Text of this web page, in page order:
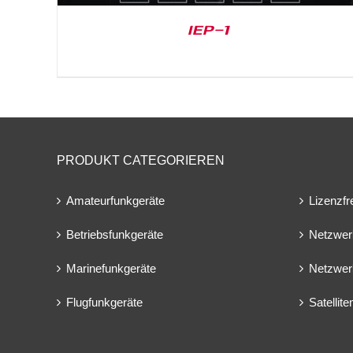
IEP-1
PRODUKT CATEGORIEREN
Amateurfunkgeräte
Betriebsfunkgeräte
Marinefunkgeräte
Flugfunkgeräte